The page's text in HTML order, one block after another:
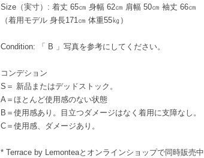
Size（実寸）: 着丈 65㎝ 身幅 62㎝ 肩幅 50㎝ 袖丈 66㎝
（着用モデル 身長171㎝ 体重55㎏）
Condition: 「 B 」写真を参考にしてください。
コンデション
S＝ 新品またはデッドストック。
A＝ほとんど使用感のない状態
B＝使用感あり。目立つダメージはなく着用に支障なし。
C＝使用感、ダメージあり。
* Terrace by Lemonteaとオンラインショップで同時販売中